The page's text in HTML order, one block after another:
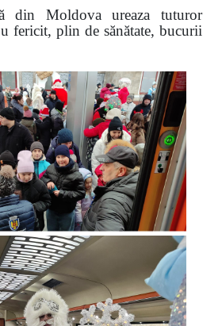
din Moldova ureaza tuturor
fericit, plin de sănătate, bucurii